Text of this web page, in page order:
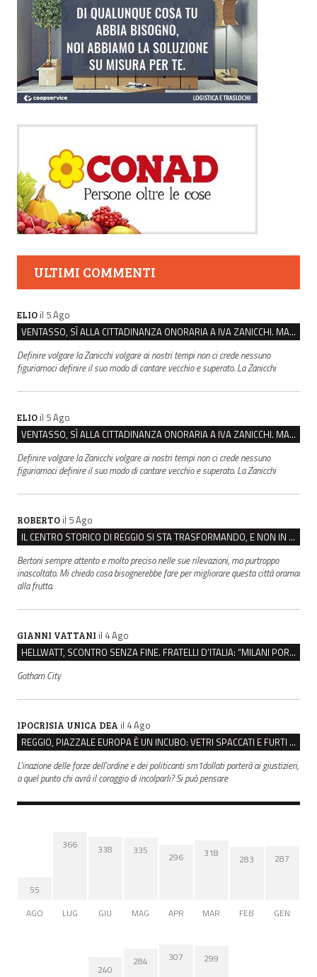
ULTIMI COMMENTI
ELIO il 5 Ago
VENTASSO, SÌ ALLA CITTADINANZA ONORARIA A IVA ZANICCHI. MA BARGIACCHI: “È DI PESSIMO GUSTO”
Definire volgare la Zanicchi volgare ai nostri tempi non ci crede nessuno
figuriamoci definire il suo modo di cantare vecchio e superato. La Zanicchi
ELIO il 5 Ago
VENTASSO, SÌ ALLA CITTADINANZA ONORARIA A IVA ZANICCHI. MA BARGIACCHI: “È DI PESSIMO GUSTO”
Definire volgare la Zanicchi volgare ai nostri tempi non ci crede nessuno
figuriamoci definire il suo modo di cantare vecchio e superato. La Zanicchi
ROBERTO il 5 Ago
IL CENTRO STORICO DI REGGIO SI STA TRASFORMANDO, E NON IN MEGLIO
Bertoni sempre attento e molto preciso nelle sue rilevazioni, ma purtroppo
inascoltato. Mi chiedo cosa bisognerebbe fare per migliorare questa città oramai
alla frutta.
GIANNI VATTANI il 4 Ago
HELLWATT, SCONTRO SENZA FINE. FRATELLI D’ITALIA: “MILANI PORTA DOCUMENTI, DE FRANCO INSULTI”
Gotham City
IPOCRISIA UNICA DEA il 4 Ago
REGGIO, PIAZZALE EUROPA È UN INCUBO: VETRI SPACCATI E FURTI SULLE AUTO IN SOSTA
L'inazione delle forze dell'ordine e dei politicanti sm1dollati porterà ai giustizieri,
a quel punto chi avrà il coraggio di incolparli? Si può pensare
55
AGO
366
LUG
338
GIU
335
MAG
296
APR
318
MAR
283
FEB
287
GEN
240
284 307 299